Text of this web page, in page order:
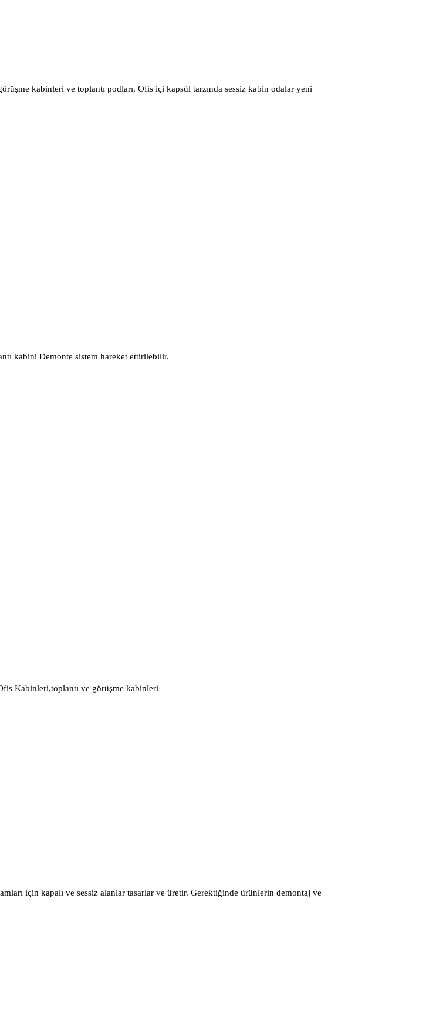
kabinleri ve toplantı podları, Ofis içi kapsül tarzında sessiz kabin odalar yeni
kabini Demonte sistem hareket ettirilebilir.
Kabinleri,toplantı ve görüşme kabinleri
için kapalı ve sessiz alanlar tasarlar ve üretir. Gerektiğinde ürünlerin demontaj ve